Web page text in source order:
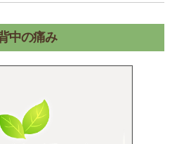
中の痛み